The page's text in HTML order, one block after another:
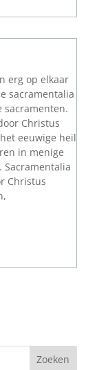
erg op elkaar
sacramentalia
sacramenten.
Christus
eeuwige heil
in menige
Sacramentalia
Christus